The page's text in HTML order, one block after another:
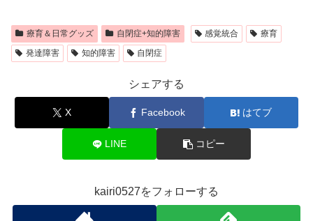
療育＆日常グッズ 自閉症+知的障害 感覚統合
療育
発達障害
知的障害 自閉症
シェアする
X Facebook はてブ
LINE コピー
kairi0527をフォローする